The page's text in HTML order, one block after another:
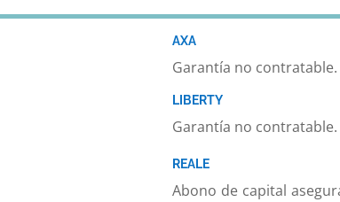
AXA
Garantía no contratable.
LIBERTY
Garantía no contratable.
REALE
Abono de capital